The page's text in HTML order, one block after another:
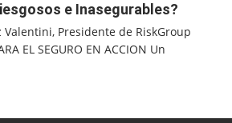
e Inasegurables?
Presidente de RiskGroup
EL SEGURO EN ACCION Un